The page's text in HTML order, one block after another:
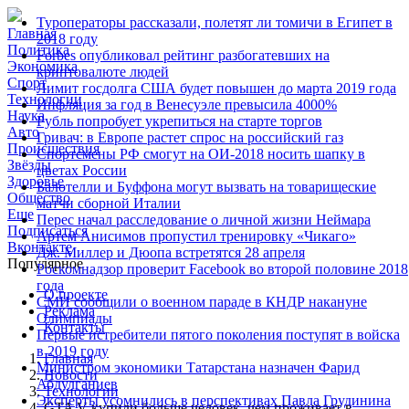
Главная
Политика
Экономика
Спорт
Технологии
Наука
Авто
Происшествия
Звёзды
Здоровье
Общество
Еще
Подписаться
Вконтакте
Популярное
Туроператоры рассказали, полетят ли томичи в Египет в
2018 году
Forbes опубликовал рейтинг разбогатевших на
криптовалюте людей
Лимит госдолга США будет повышен до марта 2019 года‍
Инфляция за год в Венесуэле превысила 4000%
Рубль попробует укрепиться на старте торгов‍
Гривач: в Европе растет спрос на российский газ‍
Спортсмены РФ смогут на ОИ-2018 носить шапку в
цветах России‍
Балотелли и Буффона могут вызвать на товарищеские
матчи сборной Италии
Перес начал расследование о личной жизни Неймара
Артем Анисимов пропустил тренировку «Чикаго»
Дж. Миллер и Дюопа встретятся 28 апреля
Роскомнадзор проверит Facebook во второй половине 2018
года‍
СМИ сообщили о военном параде в КНДР накануне
Олимпиады‍
Первые истребители пятого поколения поступят в войска
в 2019 году
Министром экономики Татарстана назначен Фарид
Абдулганиев‍
Эксперты усомнились в перспективах Павла Грудинина
О проекте
Реклама
Контакты
Главная
Новости
Технологии